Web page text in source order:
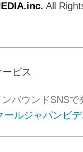
All
ビス
バウンドSNSで
ルジャパンビ